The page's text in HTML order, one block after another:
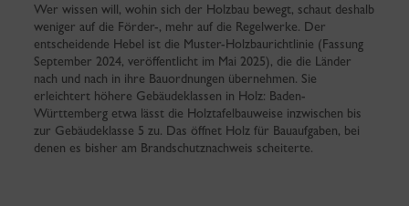
Wer wissen will, wohin sich der Holzbau bewegt, schaut deshalb
weniger auf die Förder-, mehr auf die Regelwerke. Der
entscheidende Hebel ist die Muster-Holzbaurichtlinie (Fassung
September 2024, veröffentlicht im Mai 2025), die die Länder
nach und nach in ihre Bauordnungen übernehmen. Sie
erleichtert höhere Gebäudeklassen in Holz: Baden-
Württemberg etwa lässt die Holztafelbauweise inzwischen bis
zur Gebäudeklasse 5 zu. Das öffnet Holz für Bauaufgaben, bei
denen es bisher am Brandschutznachweis scheiterte.